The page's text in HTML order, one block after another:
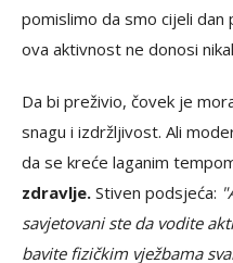
pomislimo da smo cijeli dan
ova aktivnost ne donosi
Da bi preživio, čovek je
snagu i izdržljivost. Ali
da se kreće laganim
zdravlje. Stiven podsjeća:
savjetovani ste da vodite
bavite fizičkim vježbama